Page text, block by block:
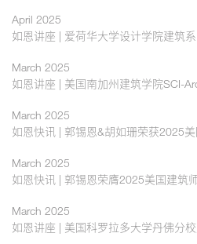
April 2025
如恩讲座 | 爱荷华大学设计学院建筑
March 2025
如恩讲座 | 美国南加州建筑学院SCI-
March 2025
如恩快讯 | 郭锡恩&胡如珊荣获2025
March 2025
如恩快讯 | 郭锡恩荣膺2025美国建筑
March 2025
如恩讲座 | 美国科罗拉多大学丹佛分